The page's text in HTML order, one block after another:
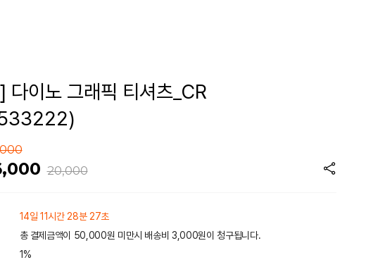
다이노 그래픽 티셔츠_CR
20,000
14일 11시간 28분 27초
총 결제금액이 50,000원 미만시 배송비 3,000원이 청구됩니다.
1%